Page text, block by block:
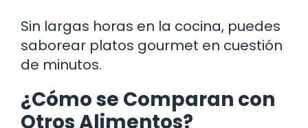
Sin largas horas en la cocina, puedes
saborear platos gourmet en cuestión
de minutos.
¿Cómo se Comparan con
Otros Alimentos?